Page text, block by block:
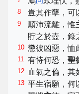
8 豈其作孽，可
9 顛沛流離，惟
貯之於壺，錄
10 懲彼凶惡，恤
11 有恃何恐，聖
12 血氣之倫，其
13 平生宿願，何